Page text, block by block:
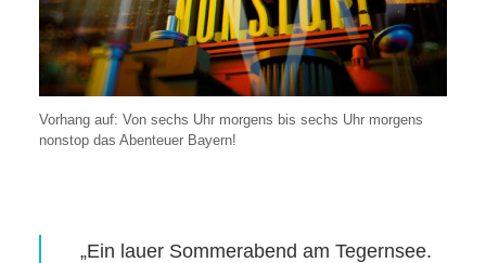
Vorhang auf: Von sechs Uhr morgens bis sechs Uhr morgens
nonstop das Abenteuer Bayern!
„Ein lauer Sommerabend am Tegernsee.